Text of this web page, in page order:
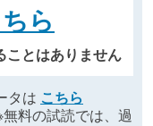
ら
ことはありません
タは こちら
料の試読では、過